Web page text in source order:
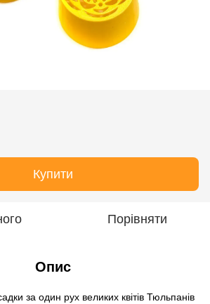
Купити
Порівняти
Опис
за один рух великих квітів Тюльпанів